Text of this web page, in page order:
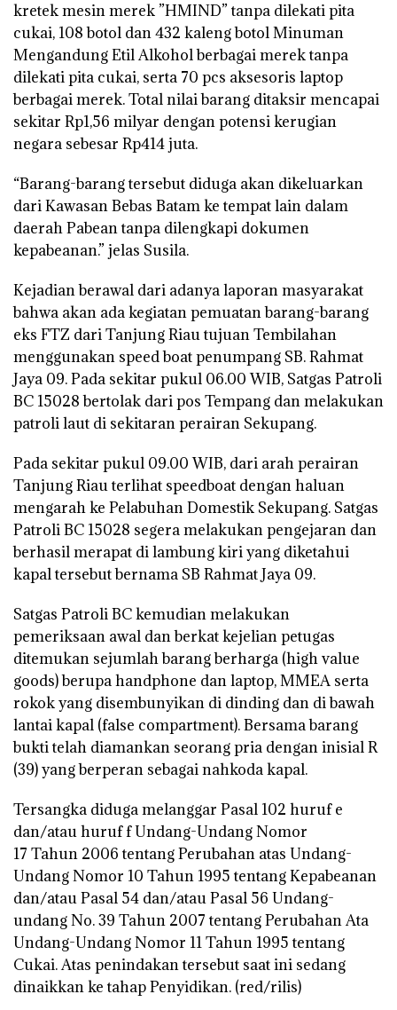
kretek mesin merek ”HMIND” tanpa dilekati pita
cukai, 108 botol dan 432 kaleng botol Minuman
Mengandung Etil Alkohol berbagai merek tanpa
dilekati pita cukai, serta 70 pcs aksesoris laptop
berbagai merek. Total nilai barang ditaksir mencapai
sekitar Rp1,56 milyar dengan potensi kerugian
negara sebesar Rp414 juta.
“Barang-barang tersebut diduga akan dikeluarkan
dari Kawasan Bebas Batam ke tempat lain dalam
daerah Pabean tanpa dilengkapi dokumen
kepabeanan.” jelas Susila.
Kejadian berawal dari adanya laporan masyarakat
bahwa akan ada kegiatan pemuatan barang-barang
eks FTZ dari Tanjung Riau tujuan Tembilahan
menggunakan speed boat penumpang SB. Rahmat
Jaya 09. Pada sekitar pukul 06.00 WIB, Satgas Patroli
BC 15028 bertolak dari pos Tempang dan melakukan
patroli laut di sekitaran perairan Sekupang.
Pada sekitar pukul 09.00 WIB, dari arah perairan
Tanjung Riau terlihat speedboat dengan haluan
mengarah ke Pelabuhan Domestik Sekupang. Satgas
Patroli BC 15028 segera melakukan pengejaran dan
berhasil merapat di lambung kiri yang diketahui
kapal tersebut bernama SB Rahmat Jaya 09.
Satgas Patroli BC kemudian melakukan
pemeriksaan awal dan berkat kejelian petugas
ditemukan sejumlah barang berharga (high value
goods) berupa handphone dan laptop, MMEA serta
rokok yang disembunyikan di dinding dan di bawah
lantai kapal (false compartment). Bersama barang
bukti telah diamankan seorang pria dengan inisial R
(39) yang berperan sebagai nahkoda kapal.
Tersangka diduga melanggar Pasal 102 huruf e
dan/atau huruf f Undang-Undang Nomor
17 Tahun 2006 tentang Perubahan atas Undang-
Undang Nomor 10 Tahun 1995 tentang Kepabeanan
dan/atau Pasal 54 dan/atau Pasal 56 Undang-
undang No. 39 Tahun 2007 tentang Perubahan Ata
Undang-Undang Nomor 11 Tahun 1995 tentang
Cukai. Atas penindakan tersebut saat ini sedang
dinaikkan ke tahap Penyidikan. (red/rilis)